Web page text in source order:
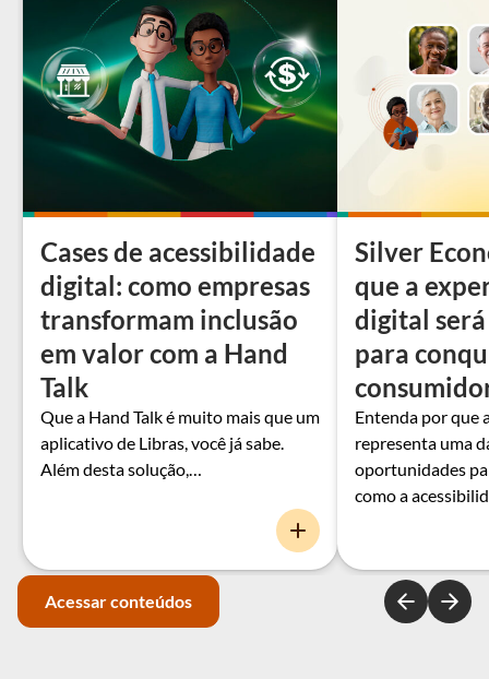
Cases de acessibilidade
digital: como empresas
transformam inclusão
em valor com a Hand
Talk
Que a Hand Talk é muito mais que um
aplicativo de Libras, você já sabe.
Além desta solução,…
Silver
que a
digital
para
Entenda por que
representa uma
oportunidades
como a
Acessar conteúdos